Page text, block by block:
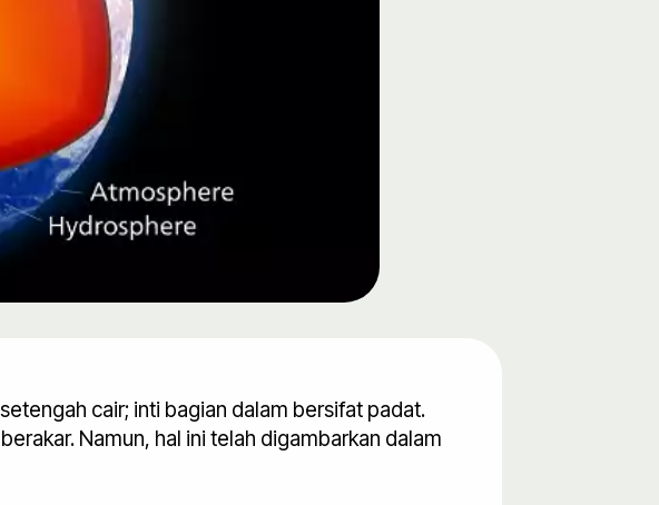
cair; inti bagian dalam bersifat padat.
Namun, hal ini telah digambarkan dalam